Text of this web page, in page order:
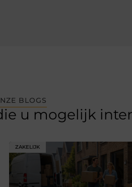
BLOGS
u mogelijk
ZAKELIJK